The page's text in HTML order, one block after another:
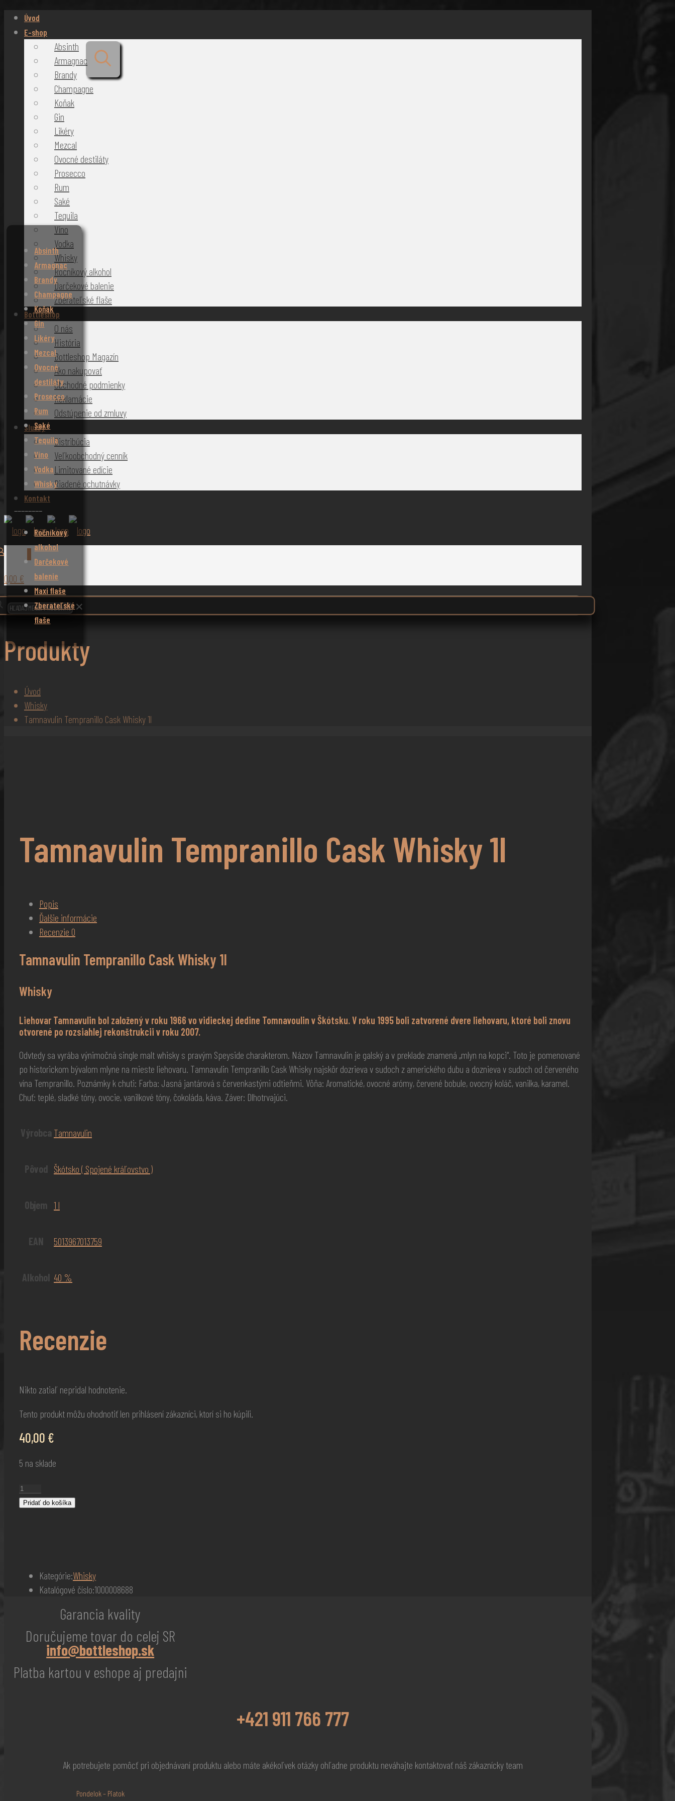
Úvod
E-shop
Absinth
Armagnac
Brandy
Champagne
Koňak
Gin
Likéry
Mezcal
Ovocné destiláty
Prosecco
Rum
Saké
Tequila
Víno
Vodka
Whisky
Ročníkový alkohol
Darčekové balenie
Zberateľské flaše
Bottleshop
O nás
História
Bottleshop Magazín
Ako nakupovať
Obchodné podmienky
Reklamácie
Odstúpenie od zmluvy
Služby
Distribúcia
Veľkoobchodný cenník
Limitované edície
Riadené ochutnávky
Kontakt
0,00 €
✕
Produkty
Úvod
Whisky
Tamnavulin Tempranillo Cask Whisky 1l
Absinth
Armagnac
Brandy
Champagne
Koňak
Gin
Likéry
Mezcal
Ovocné
destiláty
Prosecco
Rum
Saké
Tequila
Víno
Vodka
Whisky
Ročníkový
alkohol
Darčekové
balenie
Maxi flaše
Zberateľské
flaše
Tamnavulin Tempranillo Cask Whisky 1l
Popis
Ďalšie informácie
Recenzie 0
Tamnavulin Tempranillo Cask Whisky 1l
Whisky
Liehovar Tamnavulin bol založený v roku 1966 vo vidieckej dedine Tomnavoulin v Škótsku. V roku 1995 boli zatvorené dvere liehovaru, ktoré boli znovu
otvorené po rozsiahlej rekonštrukcii v roku 2007.
Odvtedy sa vyrába výnimočná single malt whisky s pravým Speyside charakterom. Názov Tamnavulin je galský a v preklade znamená „mlyn na kopci“. Toto je pomenované
po historickom bývalom mlyne na mieste liehovaru. Tamnavulin Tempranillo Cask Whisky najskôr dozrieva v sudoch z amerického dubu a doznieva v sudoch od červeného
vína Tempranillo. Poznámky k chuti: Farba: Jasná jantárová s červenkastými odtieňmi. Vôňa: Aromatické, ovocné arómy, červené bobule, ovocný koláč, vanilka, karamel.
Chuť: teplé, sladké tóny, ovocie, vanilkové tóny, čokoláda, káva. Záver: Dlhotrvajúci.
Výrobca Tamnavulin
Pôvod Škótsko ( Spojené kráľovstvo )
Objem 1 l
EAN 5013967013759
Alkohol 40 %
Recenzie
Nikto zatiaľ nepridal hodnotenie.
Tento produkt môžu ohodnotiť len prihlásení zákazníci, ktorí si ho kúpili.
40,00 €
5 na sklade
množstvo
Tamnavulin
Pridať do košíka
Kategórie:Whisky
Katalógové číslo:1000008688
Garancia kvality
Doručujeme tovar do celej SR
info@bottleshop.sk
Platba kartou v eshope aj predajni
+421 911 766 777
Ak potrebujete pomôcť pri objednávaní produktu alebo máte akékoľvek otázky ohľadne produktu neváhajte kontaktovať náš zákaznícky team
Pondelok – Piatok